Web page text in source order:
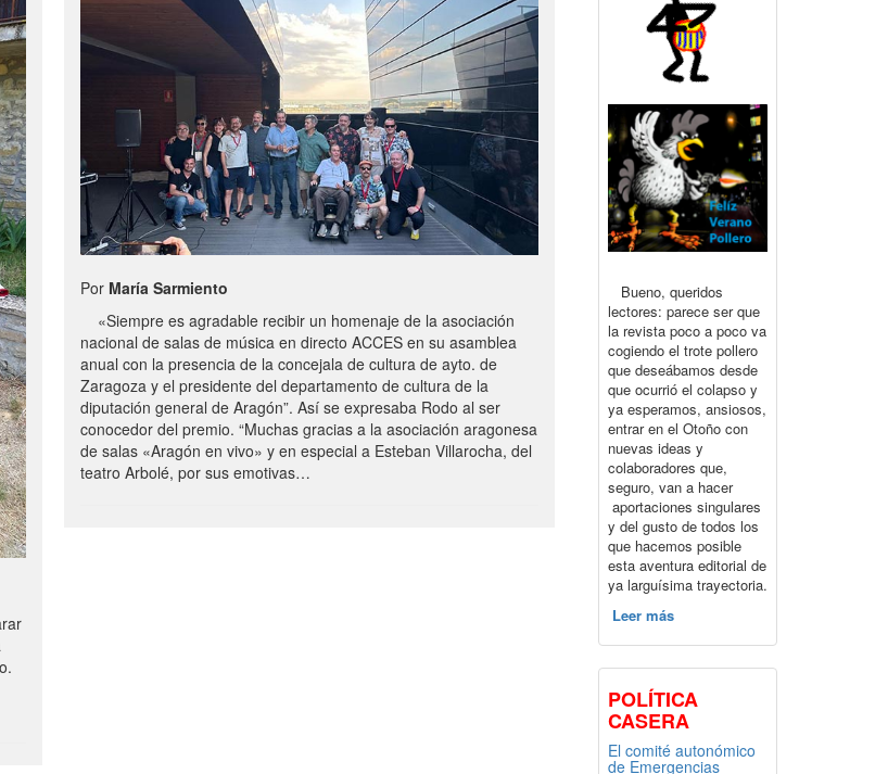
Por María Sarmiento
«Siempre es agradable recibir un homenaje de la asociación
nacional de salas de música en directo ACCES en su asamblea
anual con la presencia de la concejala de cultura de ayto. de
Zaragoza y el presidente del departamento de cultura de la
diputación general de Aragón”. Así se expresaba Rodo al ser
conocedor del premio. “Muchas gracias a la asociación aragonesa
de salas «Aragón en vivo» y en especial a Esteban Villarocha, del
teatro Arbolé, por sus emotivas…
Bueno, queridos
lectores: parece ser que
la revista poco a poco va
cogiendo el trote pollero
que deseábamos desde
que ocurrió el colapso y
ya esperamos, ansiosos,
entrar en el Otoño con
nuevas ideas y
colaboradores que,
seguro, van a hacer
aportaciones singulares
y del gusto de todos los
que hacemos posible
esta aventura editorial de
ya larguísima trayectoria.
Leer más
POLÍTICA
CASERA
El comité autonómico
de Emergencias